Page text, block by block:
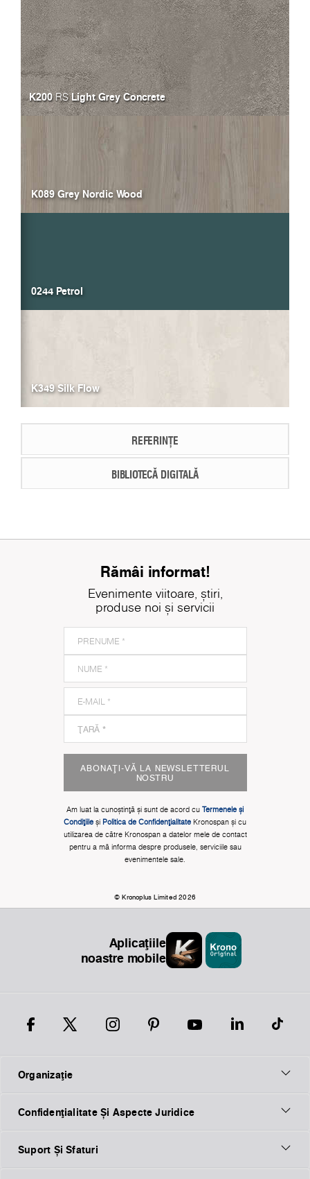
K200RSLight Grey Concrete
K089 Grey Nordic Wood
0244 Petrol
K349 Silk Flow
REFERINȚE
BIBLIOTECĂ DIGITALĂ
Rămâi informat!
Evenimente viitoare, știri,
produse noi și servicii
ABONAȚI-VĂ LA NEWSLETTERUL
NOSTRU
Am luat la cunoștinţă și sunt de acord cu Termenele și
Condițiile și Politica de Confidențialitate Kronospan și cu
utilizarea de către Kronospan a datelor mele de contact
pentru a mă informa despre produsele, serviciile sau
evenimentele sale.
© Kronoplus Limited 2026
Aplicațiile
noastre mobile
Organizaţie
Confidențialitate Și Aspecte Juridice
Suport Și Sfaturi